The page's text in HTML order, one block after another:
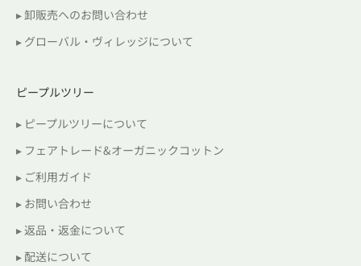
▸ 卸販売へのお問い合わせ
▸ グローバル・ヴィレッジについて
ピープルツリー
▸ ピープルツリーについて
▸ フェアトレード&オーガニックコットン
▸ ご利用ガイド
▸ お問い合わせ
▸ 返品・返金について
▸ 配送について